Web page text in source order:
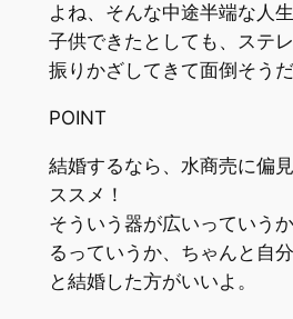
よね、そんな中途半端な人生
子供できたとしても、ステ
振りかざしてきて面倒そう
POINT
結婚するなら、水商売に偏
ススメ！
そういう器が広いっていう
るっていうか、ちゃんと自
と結婚した方がいいよ。